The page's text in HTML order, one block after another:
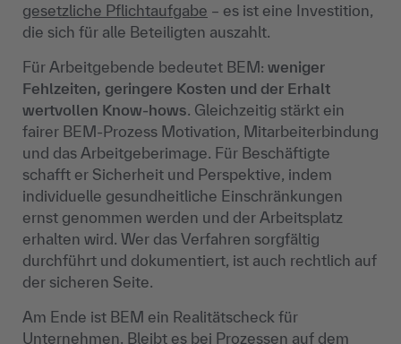
gesetzliche Pflichtaufgabe – es ist eine Investition,
die sich für alle Beteiligten auszahlt.
Für Arbeitgebende bedeutet BEM: weniger
Fehlzeiten, geringere Kosten und der Erhalt
wertvollen Know-hows. Gleichzeitig stärkt ein
fairer BEM-Prozess Motivation, Mitarbeiterbindung
und das Arbeitgeberimage. Für Beschäftigte
schafft er Sicherheit und Perspektive, indem
individuelle gesundheitliche Einschränkungen
ernst genommen werden und der Arbeitsplatz
erhalten wird. Wer das Verfahren sorgfältig
durchführt und dokumentiert, ist auch rechtlich auf
der sicheren Seite.
Am Ende ist BEM ein Realitätscheck für
Unternehmen. Bleibt es bei Prozessen auf dem